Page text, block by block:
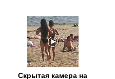
Скрытая камера на